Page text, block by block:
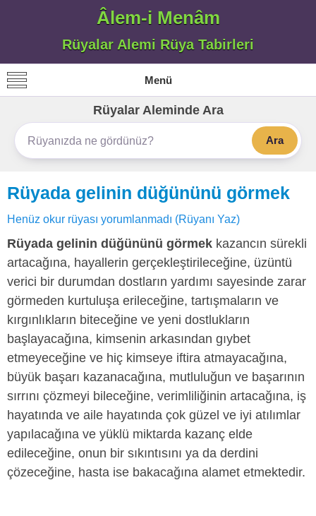
Âlem-i Menâm
Rüyalar Alemi Rüya Tabirleri
Menü
Rüyalar Aleminde Ara
Ara
Rüyada gelinin düğününü görmek
Henüz okur rüyası yorumlanmadı (Rüyanı Yaz)
Rüyada gelinin düğününü görmek kazancın sürekli
artacağına, hayallerin gerçekleştirileceğine, üzüntü
verici bir durumdan dostların yardımı sayesinde zarar
görmeden kurtuluşa erileceğine, tartışmaların ve
kırgınlıkların biteceğine ve yeni dostlukların
başlayacağına, kimsenin arkasından gıybet
etmeyeceğine ve hiç kimseye iftira atmayacağına,
büyük başarı kazanacağına, mutluluğun ve başarının
sırrını çözmeyi bileceğine, verimliliğinin artacağına, iş
hayatında ve aile hayatında çok güzel ve iyi atılımlar
yapılacağına ve yüklü miktarda kazanç elde
edileceğine, onun bir sıkıntısını ya da derdini
çözeceğine, hasta ise bakacağına alamet etmektedir.